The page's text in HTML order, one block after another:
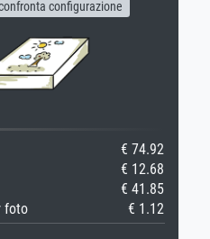
configurazione
€ 74.92
€ 12.68
€ 41.85
foto
€ 1.12